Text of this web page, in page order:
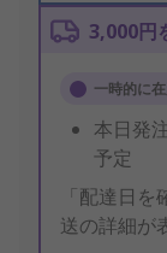
3,000円
一時的に
本日発
予定
「配達日
送の詳細が